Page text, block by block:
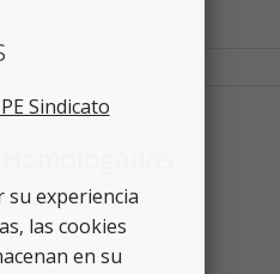
sin experiencia.
Sindicato
su experiencia
las cookies
en su